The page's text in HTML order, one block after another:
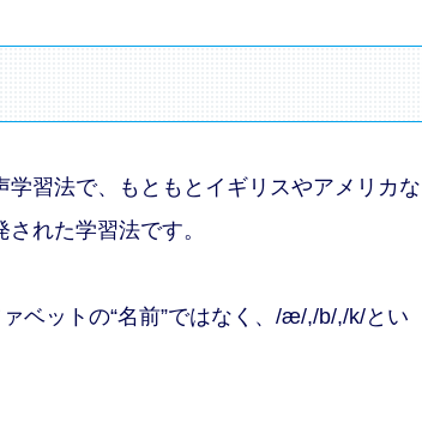
習法で、もともとイギリスやアメリカな
れた学習法です。
ベットの“名前”ではなく、/æ/,/b/,/k/とい